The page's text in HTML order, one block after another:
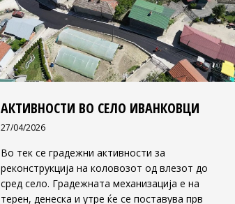
АКТИВНОСТИ ВО СЕЛО ИВАНКОВЦИ
27/04/2026
Во тек се градежни активности за
реконструкција на коловозот од влезот до
сред село. Градежната механизација е на
терен, денеска и утре ќе се поставува прв